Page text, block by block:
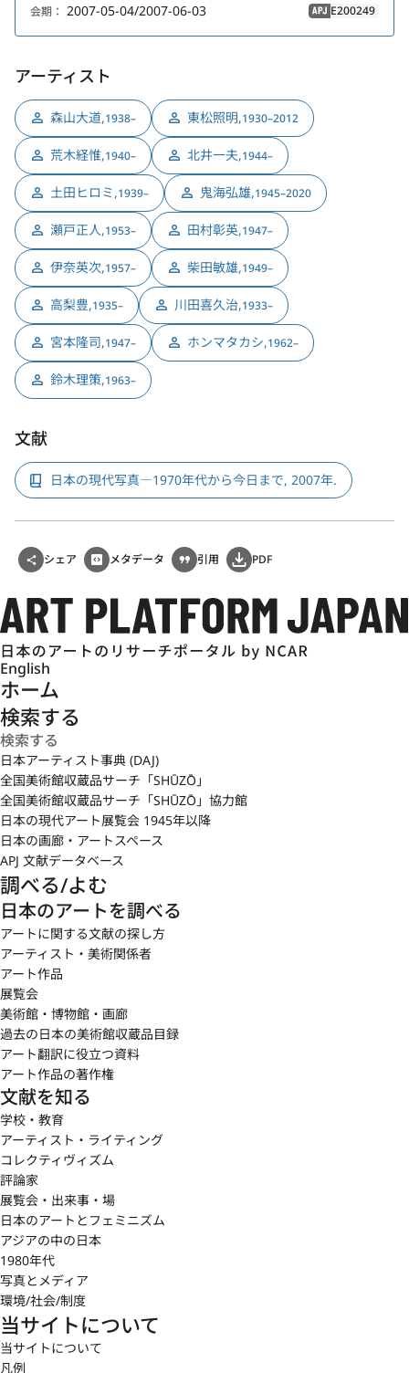
会期： 2007-05-04/2007-06-03 APJ E200249
アーティスト
森山大道,1938– 東松照明,1930–2012
荒木経惟,1940– 北井一夫,1944–
土田ヒロミ,1939– 鬼海弘雄,1945–2020
瀬戸正人,1953– 田村彰英,1947–
伊奈英次,1957– 柴田敏雄,1949–
高梨豊,1935– 川田喜久治,1933–
宮本隆司,1947– ホンマタカシ,1962–
鈴木理策,1963–
文献
日本の現代写真―1970年代から今日まで, 2007年.
シェア メタデータ 引用 PDF
English
ホーム
検索する
日本アーティスト事典 (DAJ)
全国美術館収蔵品サーチ「SHŪZŌ」
全国美術館収蔵品サーチ「SHŪZŌ」協力館
日本の現代アート展覧会 1945年以降
日本の画廊・アートスペース
APJ 文献データベース
調べる/よむ
日本のアートを調べる
アートに関する文献の探し方
アーティスト・美術関係者
アート作品
展覧会
美術館・博物館・画廊
過去の日本の美術館収蔵品目録
アート翻訳に役立つ資料
アート作品の著作権
文献を知る
学校・教育
アーティスト・ライティング
コレクティヴィズム
評論家
展覧会・出来事・場
日本のアートとフェミニズム
アジアの中の日本
1980年代
写真とメディア
環境/社会/制度
当サイトについて
当サイトについて
凡例